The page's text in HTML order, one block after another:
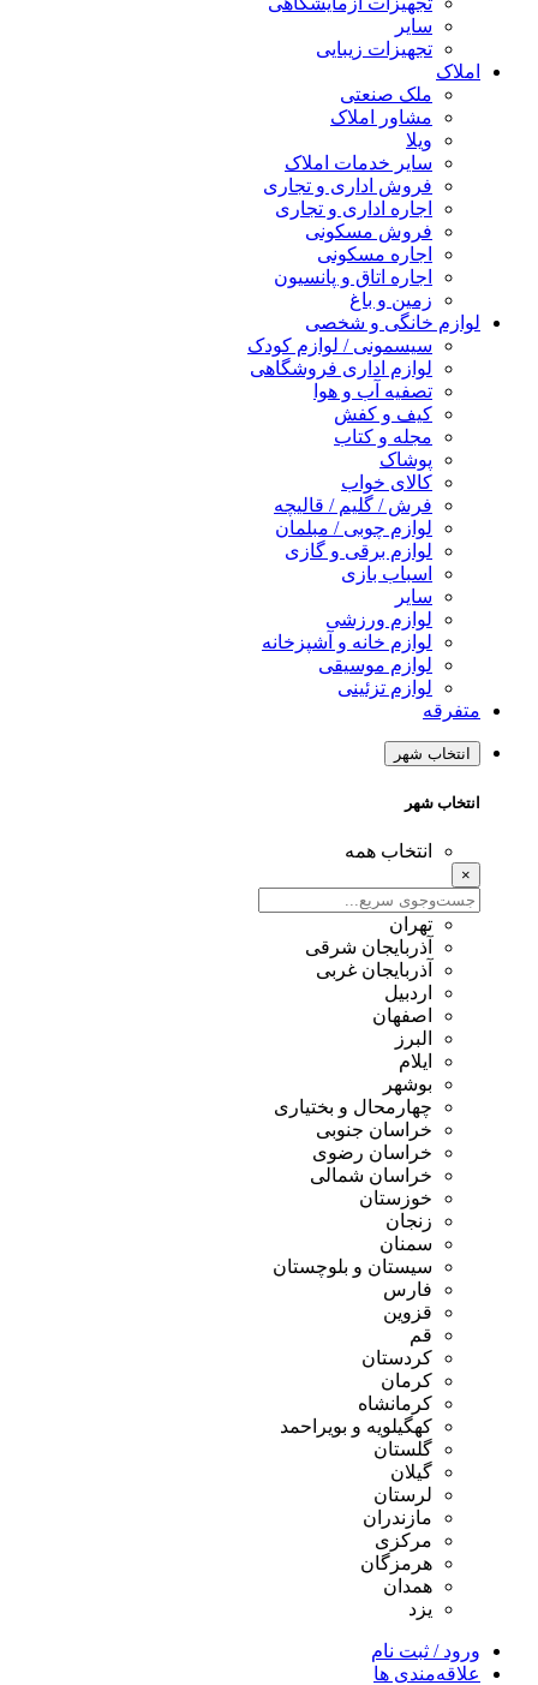
سایر
تجهیزات زیبایی
املاک
ملک صنعتی
مشاور املاک
ویلا
سایر خدمات املاک
فروش اداری و تجاری
اجاره اداری و تجاری
فروش مسکونی
اجاره مسکونی
اجاره اتاق و پانسیون
زمین و باغ
لوازم خانگی و شخصی
سیسمونی / لوازم کودک
لوازم اداری فروشگاهی
تصفیه آب و هوا
کیف و کفش
مجله و کتاب
پوشاک
کالای خواب
فرش / گلیم / قالیچه
لوازم چوبی / مبلمان
لوازم برقی و گازی
اسباب بازی
سایر
لوازم ورزشی
لوازم خانه و آشپزخانه
لوازم موسیقی
لوازم تزئینی
متفرقه
انتخاب شهر
انتخاب شهر
انتخاب همه
×
تهران
آذربایجان شرقی
آذربایجان غربی
اردبیل
اصفهان
البرز
ایلام
بوشهر
چهارمحال و بختیاری
خراسان جنوبی
خراسان رضوی
خراسان شمالی
خوزستان
زنجان
سمنان
سیستان و بلوچستان
فارس
قزوین
قم
کردستان
کرمان
کرمانشاه
کهگیلویه و بویراحمد
گلستان
گیلان
لرستان
مازندران
مرکزی
هرمزگان
همدان
یزد
ورود / ثبت نام
علاقه‌مندی ها